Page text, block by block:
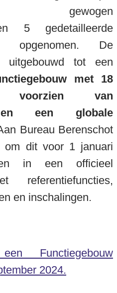
gewogen
5 gedetailleerde
opgenomen. De
uitgebouwd tot een
met 18
voorzien van
en een globale
Bureau Berenschot
om dit voor 1 januari
in een officieel
referentiefuncties,
en inschalingen.
Functiegebouw
2024.